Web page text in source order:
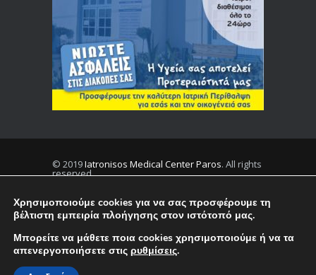
© 2019Iatronisos Medical Center Paros. All rights
reserved.
Privacy
Χρησιμοποιούμε cookies για να σας προσφέρουμε τη
βέλτιστη εμπειρία πλοήγησης στον ιστότοπό μας.
Μπορείτε να μάθετε ποια cookies χρησιμοποιούμε ή να τα
απενεργοποιήσετε στις ρυθμίσεις.